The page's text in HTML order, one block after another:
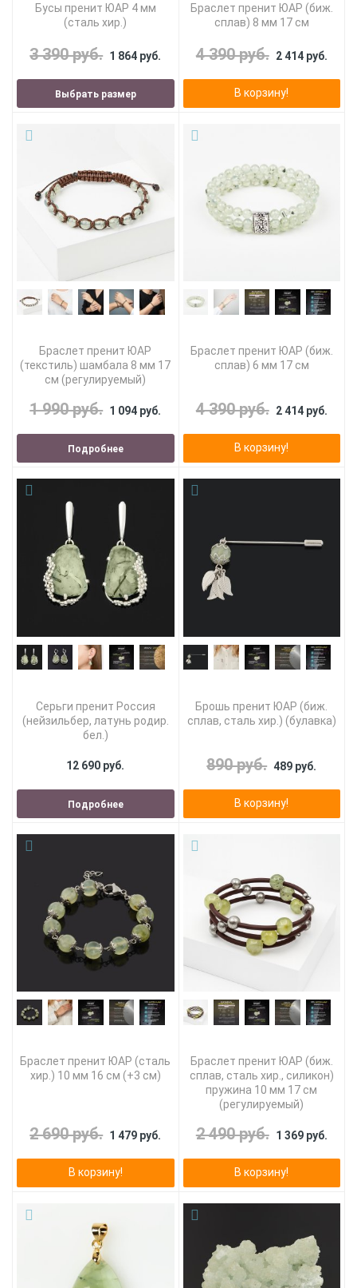
Бусы пренит ЮАР 4 мм
(сталь хир.)
3 390 руб. 1 864 руб.
Выбрать размер
Браслет пренит ЮАР (биж.
сплав) 8 мм 17 см
4 390 руб. 2 414 руб.
В корзину!
Браслет пренит ЮАР
(текстиль) шамбала 8 мм 17
см (регулируемый)
1 990 руб. 1 094 руб.
Подробнее
Браслет пренит ЮАР (биж.
сплав) 6 мм 17 см
4 390 руб. 2 414 руб.
В корзину!
Серьги пренит Россия
(нейзильбер, латунь родир.
бел.)
12 690 руб.
Подробнее
Брошь пренит ЮАР (биж.
сплав, сталь хир.) (булавка)
890 руб. 489 руб.
В корзину!
Браслет пренит ЮАР (сталь
хир.) 10 мм 16 см (+3 см)
2 690 руб. 1 479 руб.
В корзину!
Браслет пренит ЮАР (биж.
сплав, сталь хир., силикон)
пружина 10 мм 17 см
(регулируемый)
2 490 руб. 1 369 руб.
В корзину!